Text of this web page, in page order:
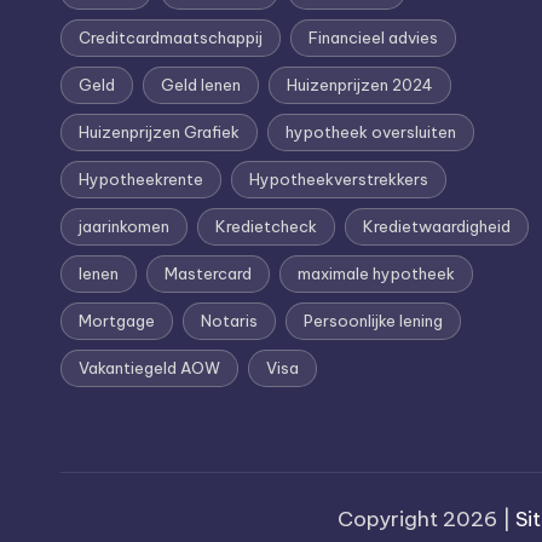
e
.
n
l
Creditcardmaatschappij Financieel advies
Geld Geld lenen Huizenprijzen 2024
Huizenprijzen Grafiek hypotheek oversluiten
Hypotheekrente Hypotheekverstrekkers
jaarinkomen Kredietcheck Kredietwaardigheid
lenen Mastercard maximale hypotheek
Mortgage Notaris Persoonlijke lening
Vakantiegeld AOW Visa
Copyright 2026 |